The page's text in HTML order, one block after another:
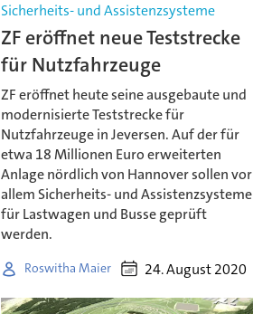
Sicherheits- und Assistenzsysteme
ZF eröffnet neue Teststrecke
für Nutzfahrzeuge
ZF eröffnet heute seine ausgebaute und
modernisierte Teststrecke für
Nutzfahrzeuge in Jeversen. Auf der für
etwa 18 Millionen Euro erweiterten
Anlage nördlich von Hannover sollen vor
allem Sicherheits- und Assistenzsysteme
für Lastwagen und Busse geprüft
werden.
Roswitha Maier 24. August 2020